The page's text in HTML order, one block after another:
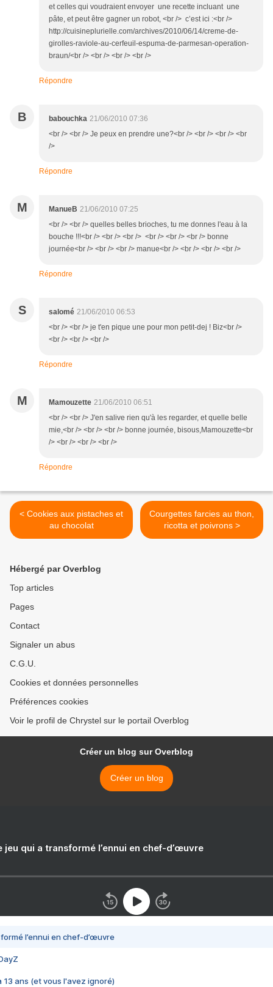
et celles qui voudraient envoyer une recette incluant une
pâte, et peut être gagner un robot, <br /> c’est ici :<br />
http://cuisineplurielle.com/archives/2010/06/14/creme-de-
girolles-raviole-au-cerfeuil-espuma-de-parmesan-operation-
braun/<br /> <br /> <br /> <br />
Répondre
B babouchka 21/06/2010 07:36
<br /> <br /> Je peux en prendre une?<br /> <br /> <br /> <br
/>
Répondre
M ManueB 21/06/2010 07:25
<br /> <br /> quelles belles brioches, tu me donnes l'eau à la
bouche !!!<br /> <br /> <br /> <br /> <br /> <br /> bonne
journée<br /> <br /> <br /> manue<br /> <br /> <br /> <br />
Répondre
S salomé 21/06/2010 06:53
<br /> <br /> je t'en pique une pour mon petit-dej ! Biz<br />
<br /> <br /> <br />
Répondre
M Mamouzette 21/06/2010 06:51
<br /> <br /> J'en salive rien qu'à les regarder, et quelle belle
mie,<br /> <br /> <br /> bonne journée, bisous,Mamouzette<br
/> <br /> <br /> <br />
Répondre
< Cookies aux pistaches et
au chocolat
Courgettes farcies au thon,
ricotta et poivrons >
Hébergé par Overblog
Top articles
Pages
Contact
Signaler un abus
C.G.U.
Cookies et données personnelles
Préférences cookies
Voir le profil de Chrystel sur le portail Overblog
Créer un blog sur Overblog
Créer un blog
jeu qui a transformé l’ennui en chef-d’œuvre
l’ennui en chef-d’œuvre
13 ans (et vous l'avez ignoré)